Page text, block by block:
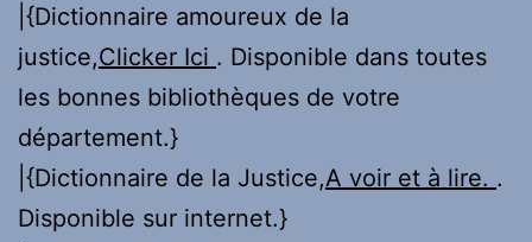
|{Dictionnaire amoureux de la
justice,Clicker Ici . Disponible dans toutes
les bonnes bibliothèques de votre
département.}
|{Dictionnaire de la Justice,A voir et à lire. .
Disponible sur internet.}